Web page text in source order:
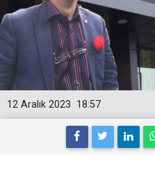
18:57
12 Aralık 2023